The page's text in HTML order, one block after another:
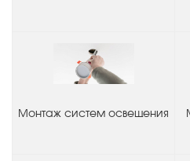
Монтаж систем освещения